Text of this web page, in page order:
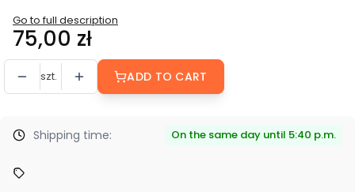
Go to full description
Price
75,00 zł
szt. ADD TO CART
Shipping time: On the same day until 5:40 p.m.